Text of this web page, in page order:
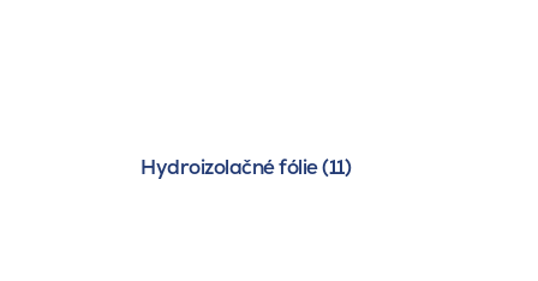
Hydroizolačné fólie (11)